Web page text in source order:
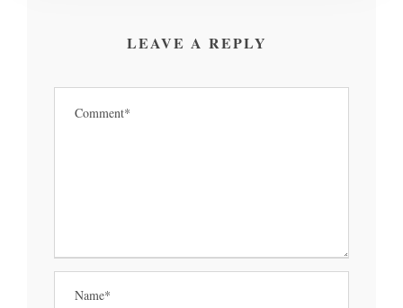
LEAVE A REPLY